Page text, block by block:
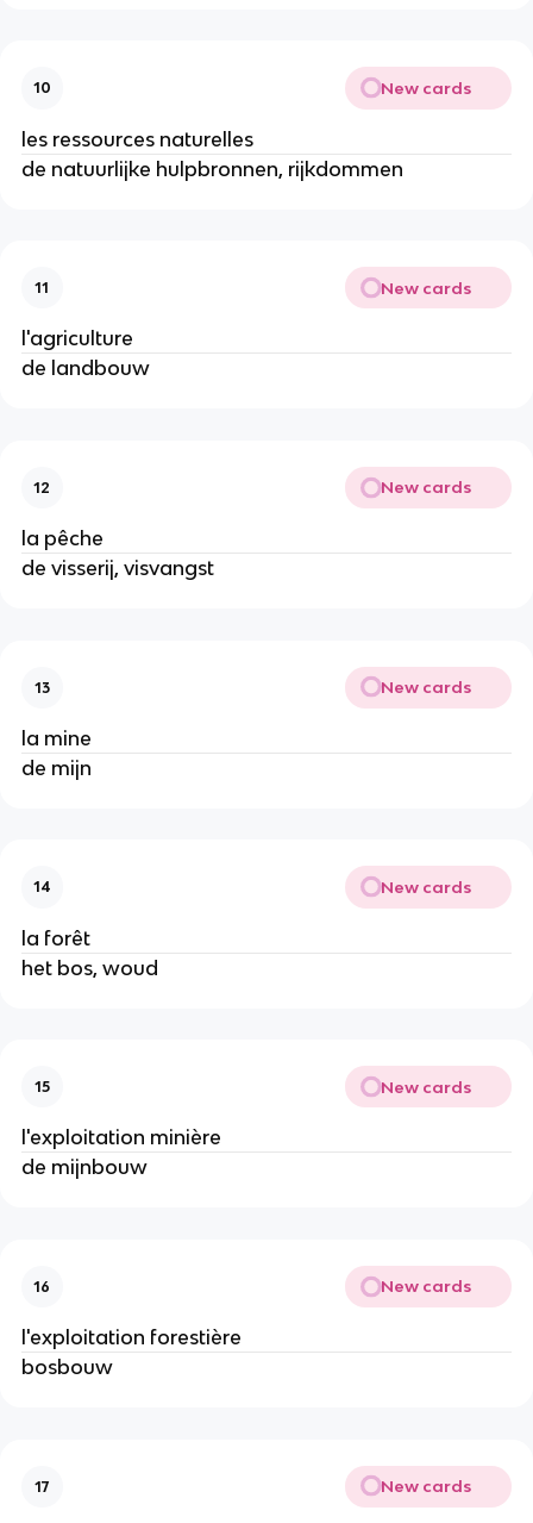
10 New cards
les ressources naturelles
de natuurlijke hulpbronnen, rijkdommen
11 New cards
l'agriculture
de landbouw
12 New cards
la pêche
de visserij, visvangst
13 New cards
la mine
de mijn
14 New cards
la forêt
het bos, woud
15 New cards
l'exploitation minière
de mijnbouw
16 New cards
l'exploitation forestière
bosbouw
17 New cards